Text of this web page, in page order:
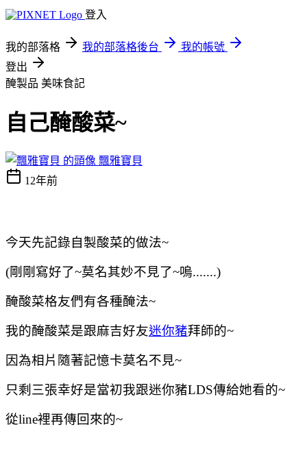
登入
我的部落格 我的部落格後台
我的帳號
登出
醃製品 美味食記
自己醃酸菜~
飄雅寶貝
12年前
今天先記錄自製酸菜的做法~
(剛剛寫好了~莫名其妙不見了~嗚.......)
醃酸菜格友們有各種醃法~
我的醃酸菜是跟麻吉好友迷你豬拜師的~
因為相片隨著記憶卡莫名不見~
只剩三張幸好是當初我跟迷你豬LDS傳給她看的~
從line裡再傳回來的~